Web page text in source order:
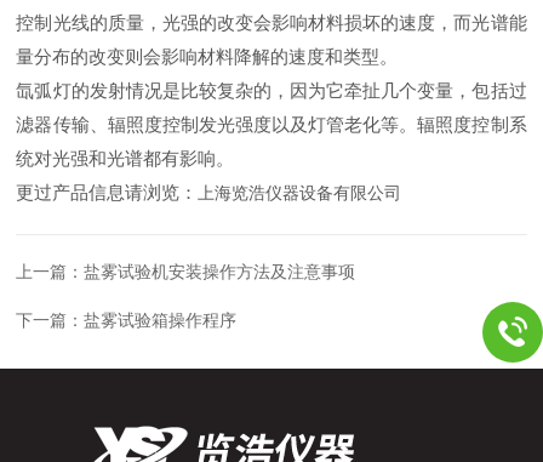
控制光线的质量，光强的改变会影响材料损坏的速度，而光谱能
量分布的改变则会影响材料降解的速度和类型。
氙弧灯的发射情况是比较复杂的，因为它牵扯几个变量，包括过
滤器传输、辐照度控制发光强度以及灯管老化等。辐照度控制系
统对光强和光谱都有影响。
更过产品信息请浏览：
上海览浩仪器设备有限公司
上一篇：盐雾试验机安装操作方法及注意事项
下一篇：盐雾试验箱操作程序